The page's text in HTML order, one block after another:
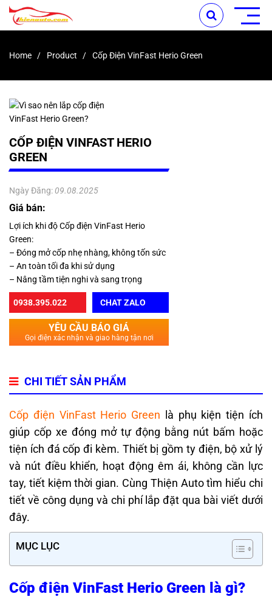
Home Product Cốp Điện VinFast Herio Green
CỐP ĐIỆN VINFAST HERIO
GREEN
Ngày Đăng:09.08.2025
Giá bán:
Lợi ích khi độ Cốp điện VinFast Herio
Green:
– Đóng mở cốp nhẹ nhàng, không tốn sức
– An toàn tối đa khi sử dụng
– Nâng tầm tiện nghi và sang trọng
0938.395.022 CHAT ZALO
YÊU CẦU BÁO GIÁ
Gọi điện xác nhận và giao hàng tận nơi
CHI TIẾT SẢN PHẨM
Cốp điện VinFast Herio Green là phụ kiện tiện ích
giúp cốp xe đóng mở tự động bằng nút bấm hoặc
tiện ích đá cốp đi kèm. Thiết bị gồm ty điện, bộ xử lý
và nút điều khiển, hoạt động êm ái, không cần lực
tay, tiết kiệm thời gian. Cùng Thiện Auto tìm hiểu chi
tiết về công dụng và chi phí lắp đặt qua bài viết dưới
đây.
MỤC LỤC
Cốp điện VinFast Herio Green là gì?